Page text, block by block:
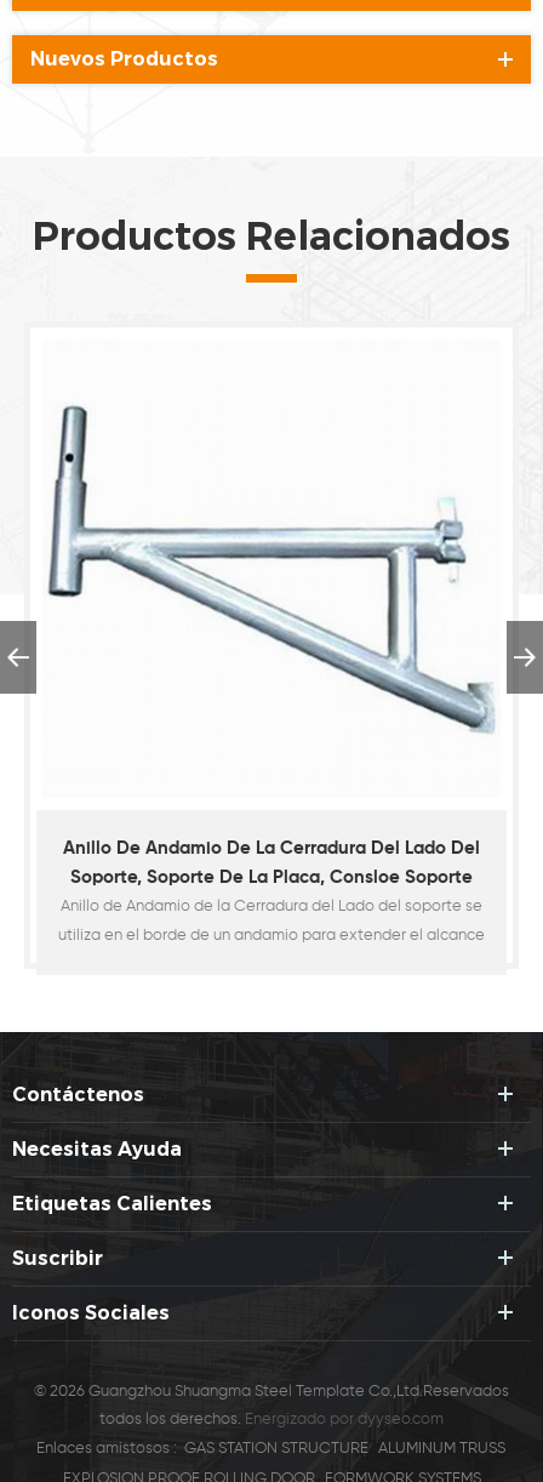
Nuevos Productos
Productos Relacionados
Anillo De Andamio De La Cerradura Del Lado Del
Soporte, Soporte De La Placa, Consloe Soporte
Anillo de Andamio de la Cerradura del Lado del soporte se
utiliza en el borde de un andamio para extender el alcance
Contáctenos
Necesitas Ayuda
Etiquetas Calientes
Suscribir
Iconos Sociales
© 2026 Guangzhou Shuangma Steel Template Co.,Ltd.Reservados
todos los derechos. Energizado por dyyseo.com
Enlaces amistosos : GAS STATION STRUCTURE
ALUMINUM TRUSS